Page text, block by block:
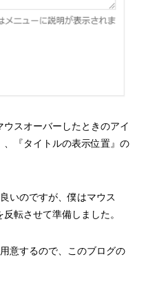
スオーバーしたときのアイ
、『タイトルの表示位置』の
いのですが、僕はマウス
転させて準備しました。
意するので、このブログの